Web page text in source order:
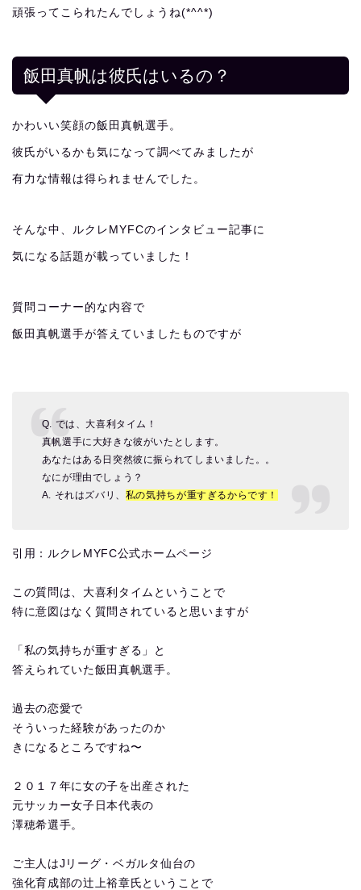
頑張ってこられたんでしょうね(*^^*)
飯田真帆は彼氏はいるの？
かわいい笑顔の飯田真帆選手。
彼氏がいるかも気になって調べてみましたが
有力な情報は得られませんでした。
そんな中、ルクレMYFCのインタビュー記事に
気になる話題が載っていました！
質問コーナー的な内容で
飯田真帆選手が答えていましたものですが
Q. では、大喜利タイム！
真帆選手に大好きな彼がいたとします。
あなたはある日突然彼に振られてしまいました。。
なにが理由でしょう？
A. それはズバリ、 私の気持ちが重すぎるからです！
引用：ルクレMYFC公式ホームページ
この質問は、大喜利タイムということで
特に意図はなく質問されていると思いますが
「私の気持ちが重すぎる」と
答えられていた飯田真帆選手。
過去の恋愛で
そういった経験があったのか
きになるところですね〜
２０１７年に女の子を出産された
元サッカー女子日本代表の
澤穂希選手。
ご主人はJリーグ・ベガルタ仙台の
強化育成部の辻上裕章氏ということで